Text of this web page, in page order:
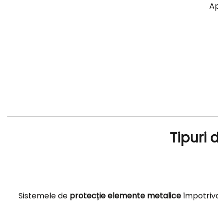
Tipuri
Sistemele de protecție elemente metalice